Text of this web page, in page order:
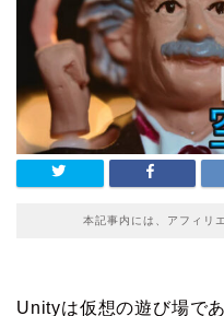
本記事内には、アフィリ
Unityは仮想の遊び場で